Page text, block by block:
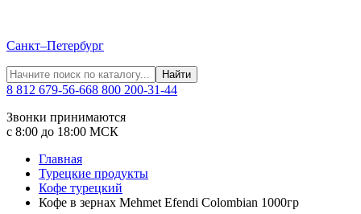
Санкт–Петербург
Найти
8 812 679-56-668 800 200-31-44
Звонки принимаются
с 8:00 до 18:00 МСК
Главная
Турецкие продукты
Кофе турецкий
Кофе в зернах Mehmet Efendi Colombian 1000гр